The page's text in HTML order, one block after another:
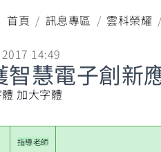
首頁 訊息專區 雲科榮耀
14:49
智慧電子創新
加大字體
指導老師